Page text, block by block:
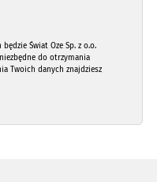
Świat Oze Sp. z o.o.
do otrzymania
Twoich danych znajdziesz